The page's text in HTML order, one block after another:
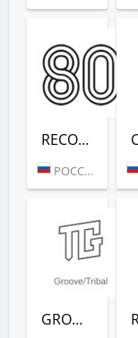
RECORD 80-Х (РАДИО РЕКОРД)
РОССИЯ (МОСКВА)
GROOVE/TRIBAL (РАДИО РЕКОРД)